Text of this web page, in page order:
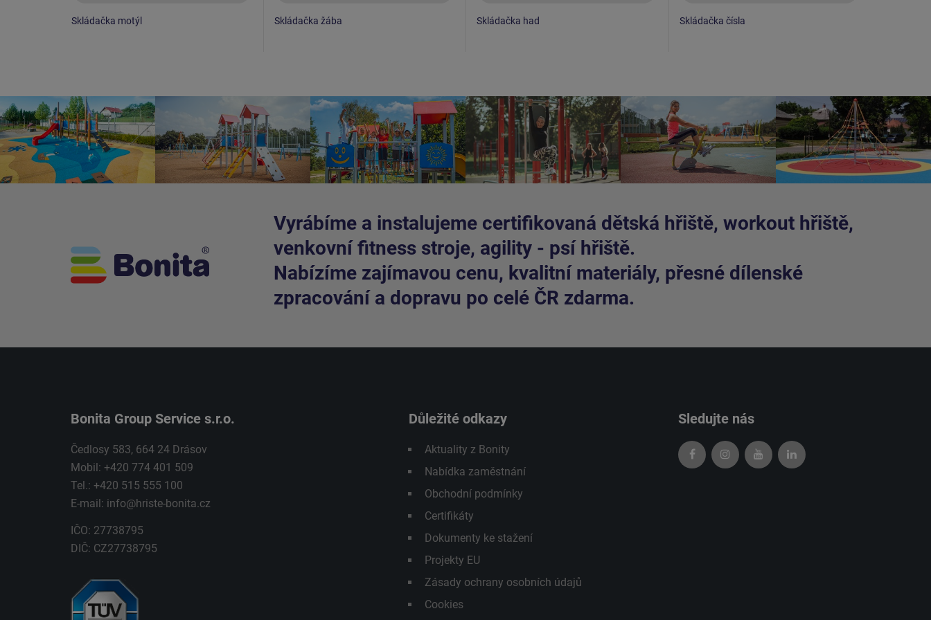
Skládačka motýl Skládačka žába Skládačka had Skládačka čísla
Vyrábíme a instalujeme certifikovaná dětská hřiště, workout hřiště,
venkovní fitness stroje, agility - psí hřiště.
Nabízíme zajímavou cenu, kvalitní materiály, přesné dílenské
zpracování a dopravu po celé ČR zdarma.
Bonita Group Service s.r.o.
Čedlosy 583, 664 24 Drásov
Mobil: +420 774 401 509
Tel.: +420 515 555 100
E-mail: info@hriste-bonita.cz
IČO: 27738795
DIČ: CZ27738795
Důležité odkazy
Aktuality z Bonity
Nabídka zaměstnání
Obchodní podmínky
Certifikáty
Dokumenty ke stažení
Projekty EU
Zásady ochrany osobních údajů
Cookies
Sledujte nás